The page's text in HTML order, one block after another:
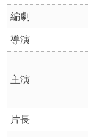
編劇
導演
主演
片長